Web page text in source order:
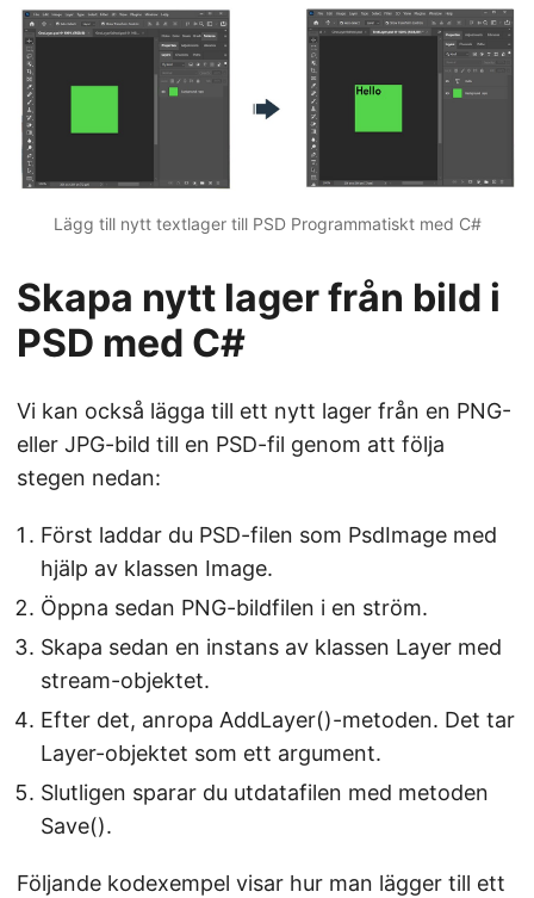
Lägg till nytt textlager till PSD Programmatiskt med C#
Skapa nytt lager från bild i
PSD med C#
Vi kan också lägga till ett nytt lager från en PNG-
eller JPG-bild till en PSD-fil genom att följa
stegen nedan:
Först laddar du PSD-filen som PsdImage med
hjälp av klassen Image.
Öppna sedan PNG-bildfilen i en ström.
Skapa sedan en instans av klassen Layer med
stream-objektet.
Efter det, anropa AddLayer()-metoden. Det tar
Layer-objektet som ett argument.
Slutligen sparar du utdatafilen med metoden
Save().
Följande kodexempel visar hur man lägger till ett